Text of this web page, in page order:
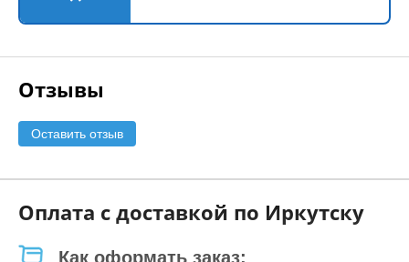
Отзывы
Оставить отзыв
Оплата с доставкой по Иркутску
Как оформать заказ: